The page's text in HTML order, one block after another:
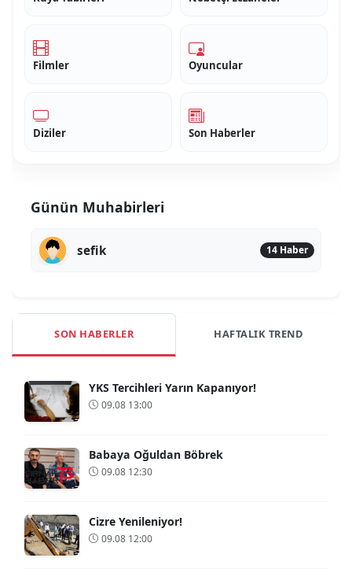
Filmler Oyuncular
Diziler Son Haberler
Günün Muhabirleri
sefik 14 Haber
SON HABERLER HAFTALIK TREND
YKS Tercihleri Yarın Kapanıyor!
09.08 13:00
Babaya Oğuldan Böbrek
09.08 12:30
Cizre Yenileniyor!
09.08 12:00